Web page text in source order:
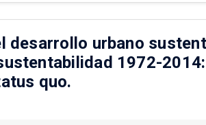
desarrollo urbano
1972-
quo.